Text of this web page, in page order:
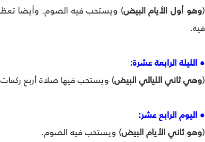
(وهو أول الأيام البيض) ويستحب فيه الصوم. وأيضاً
فيه.
● الليلة الرابعة عشرة:
(وهي ثاني الليالي البيض) ويستحب فيها صلاة أربع ركعات
● اليوم الرابع عشر:
(وهو ثاني الأيام البيض) ويستحب فيه الصوم.